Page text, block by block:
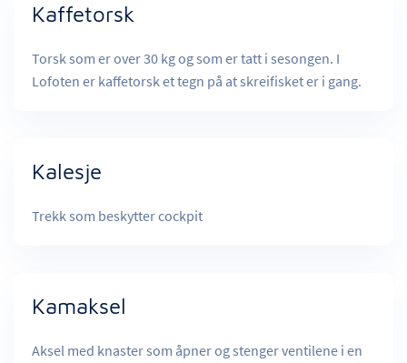
Kaffetorsk
Torsk som er over 30 kg og som er tatt i sesongen. I
Lofoten er kaffetorsk et tegn på at skreifisket er i gang.
Kalesje
Trekk som beskytter cockpit
Kamaksel
Aksel med knaster som åpner og stenger ventilene i en